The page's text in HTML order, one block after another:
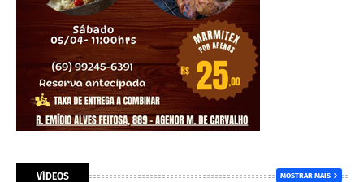
VÍDEOS MOSTRAR MAIS